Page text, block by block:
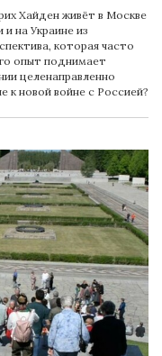
Хайден живёт в Москве
и на Украине из
которая часто
опыт поднимает
целенаправленно
к новой войне с Россией?